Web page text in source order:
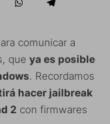
comunicar a
que ya es posible
. Recordamos
hacer jailbreak
2 con firmwares